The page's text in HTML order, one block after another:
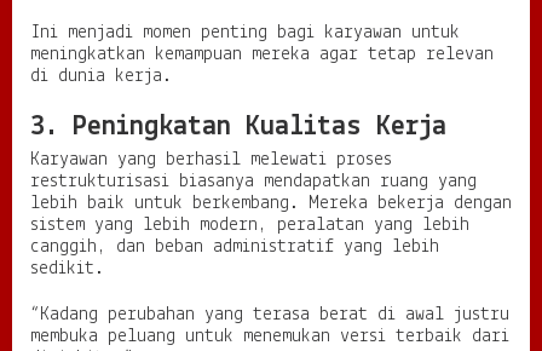
Ini menjadi momen penting bagi karyawan untuk
meningkatkan kemampuan mereka agar tetap relevan
di dunia kerja.
3. Peningkatan Kualitas Kerja
Karyawan yang berhasil melewati proses
restrukturisasi biasanya mendapatkan ruang yang
lebih baik untuk berkembang. Mereka bekerja dengan
sistem yang lebih modern, peralatan yang lebih
canggih, dan beban administratif yang lebih
sedikit.
“Kadang perubahan yang terasa berat di awal justru
membuka peluang untuk menemukan versi terbaik dari